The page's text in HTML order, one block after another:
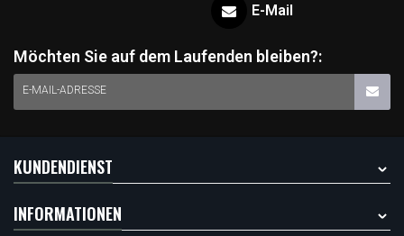
E-Mail
Möchten Sie auf dem Laufenden bleiben?:
E-MAIL-ADRESSE
KUNDENDIENST
INFORMATIONEN